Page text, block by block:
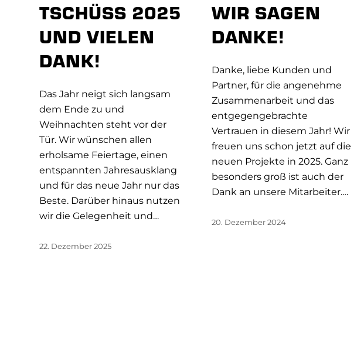
TSCHÜSS 2025
UND VIELEN
DANK!
Das Jahr neigt sich langsam
dem Ende zu und
Weihnachten steht vor der
Tür. Wir wünschen allen
erholsame Feiertage, einen
entspannten Jahresausklang
und für das neue Jahr nur das
Beste. Darüber hinaus nutzen
wir die Gelegenheit und…
22. Dezember 2025
WIR SAGEN
DANKE!
Danke, liebe Kunden und
Partner, für die angenehme
Zusammenarbeit und das
entgegengebrachte
Vertrauen in diesem Jahr! Wir
freuen uns schon jetzt auf die
neuen Projekte in 2025. Ganz
besonders groß ist auch der
Dank an unsere Mitarbeiter.…
20. Dezember 2024